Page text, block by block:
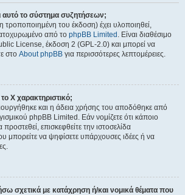
αυτό το σύστημα συζητήσεων;
τροποποιημένη του έκδοση) έχει υλοποιηθεί,
από το phpBB Limited . Είναι διαθέσιμο
License, έκδοση 2 (GPL-2.0) και μπορεί να
στο About phpBB για περισσότερες λεπτομέρειες.
το Χ χαρακτηριστικό;
και η άδεια χρήσης του αποδόθηκε από
phpBB Limited. Εάν νομίζετε ότι κάποιο
επισκεφθείτε την ιστοσελίδα
μπορείτε να ψηφίσετε υπάρχουσες ιδέες ή να
σχετικά με κατάχρηση ή/και νομικά θέματα που